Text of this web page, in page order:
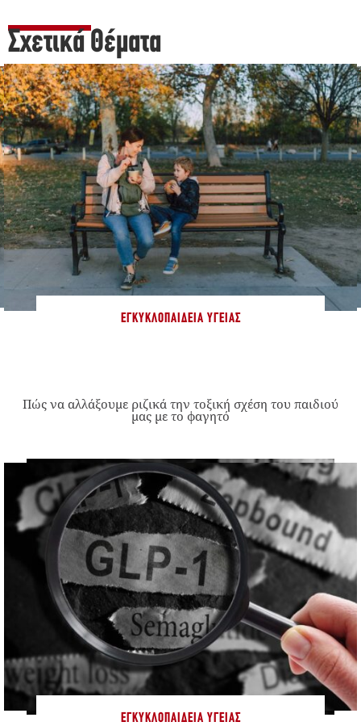
Σχετικά Θέματα
ΕΓΚΥΚΛΟΠΑΊΔΕΙΑ ΥΓΕΊΑΣ
Πώς να αλλάξουμε ριζικά την τοξική σχέση του παιδιού
μας με το φαγητό
ΕΓΚΥΚΛΟΠΑΊΔΕΙΑ ΥΓΕΊΑΣ